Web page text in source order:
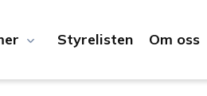
Styrelisten Om oss